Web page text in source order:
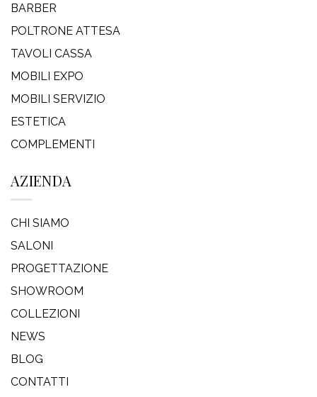
BARBER
POLTRONE ATTESA
TAVOLI CASSA
MOBILI EXPO
MOBILI SERVIZIO
ESTETICA
COMPLEMENTI
AZIENDA
CHI SIAMO
SALONI
PROGETTAZIONE
SHOWROOM
COLLEZIONI
NEWS
BLOG
CONTATTI